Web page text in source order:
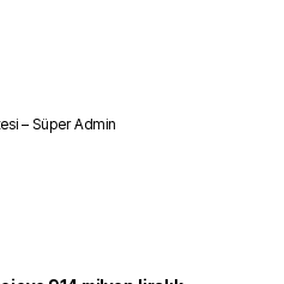
– Süper Admin